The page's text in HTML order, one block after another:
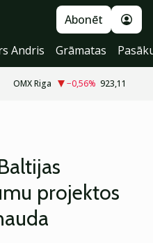
Abonēt
Andris Grāmatas
OMX Riga −0,56% 923,11
projektos